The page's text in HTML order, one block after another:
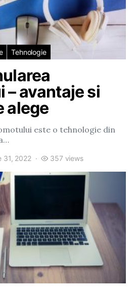
Tehnologie
– avantaje si
alege
este o tehnologie din
31, 2022 357 views